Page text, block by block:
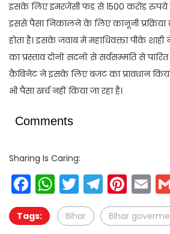
इसके लिए इमरजेंसी फंड से 1500 करोड़ रुपये
इससे पैसा निकालने के लिए कानूनी प्रक्रिया
होता है। इसके जवाब में महाधिवक्ता पीके
का प्रस्ताव दोनों सदनों से सर्वसम्मति से
कैबिनेट ने इसके लिए बजट का प्रावधान
भी पैसा खर्च नहीं किया जा रहा है।
Comments
Sharing Is Caring:
Facebook
WhatsApp
Twitter
Tags: Bihar Bihar